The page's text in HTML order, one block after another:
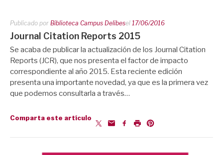
Publicado por Biblioteca Campus Delibesel 17/06/2016
Journal Citation Reports 2015
Se acaba de publicar la actualización de los Journal Citation
Reports (JCR), que nos presenta el factor de impacto
correspondiente al año 2015. Esta reciente edición
presenta una importante novedad, ya que es la primera vez
que podemos consultarla a través…
Comparta este artículo